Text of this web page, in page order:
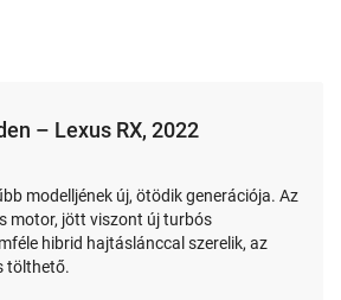
– Lexus RX, 2022
modelljének új, ötödik generációja. Az
motor, jött viszont új turbós
hibrid hajtáslánccal szerelik, az
tölthető.